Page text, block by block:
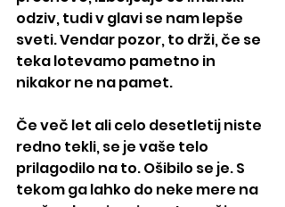
odziv, tudi v glavi se nam lepše
sveti. Vendar pozor, to drži, če se
teka lotevamo pametno in
nikakor ne na pamet.
Če več let ali celo desetletij niste
redno tekli, se je vaše telo
prilagodilo na to. Ošibilo se je. S
tekom ga lahko do neke mere na